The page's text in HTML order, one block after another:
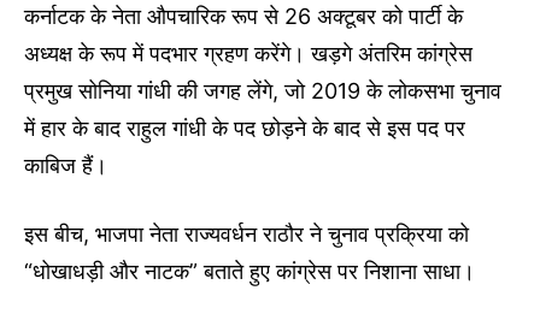
कर्नाटक के नेता औपचारिक रूप से 26 अक्टूबर को पार्टी के
अध्यक्ष के रूप में पदभार ग्रहण करेंगे। खड़गे अंतरिम कांग्रेस
प्रमुख सोनिया गांधी की जगह लेंगे, जो 2019 के लोकसभा चुनाव
में हार के बाद राहुल गांधी के पद छोड़ने के बाद से इस पद पर
काबिज हैं।
इस बीच, भाजपा नेता राज्यवर्धन राठौर ने चुनाव प्रक्रिया को
“धोखाधड़ी और नाटक” बताते हुए कांग्रेस पर निशाना साधा।